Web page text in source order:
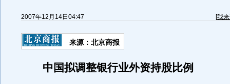
2007年12月14日04:47 [我
来源：北京商报
中国拟调整银行业外资持股比例